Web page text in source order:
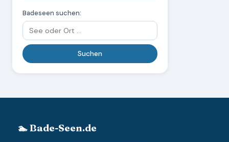
Badeseen suchen:
🏊 Bade-Seen.de